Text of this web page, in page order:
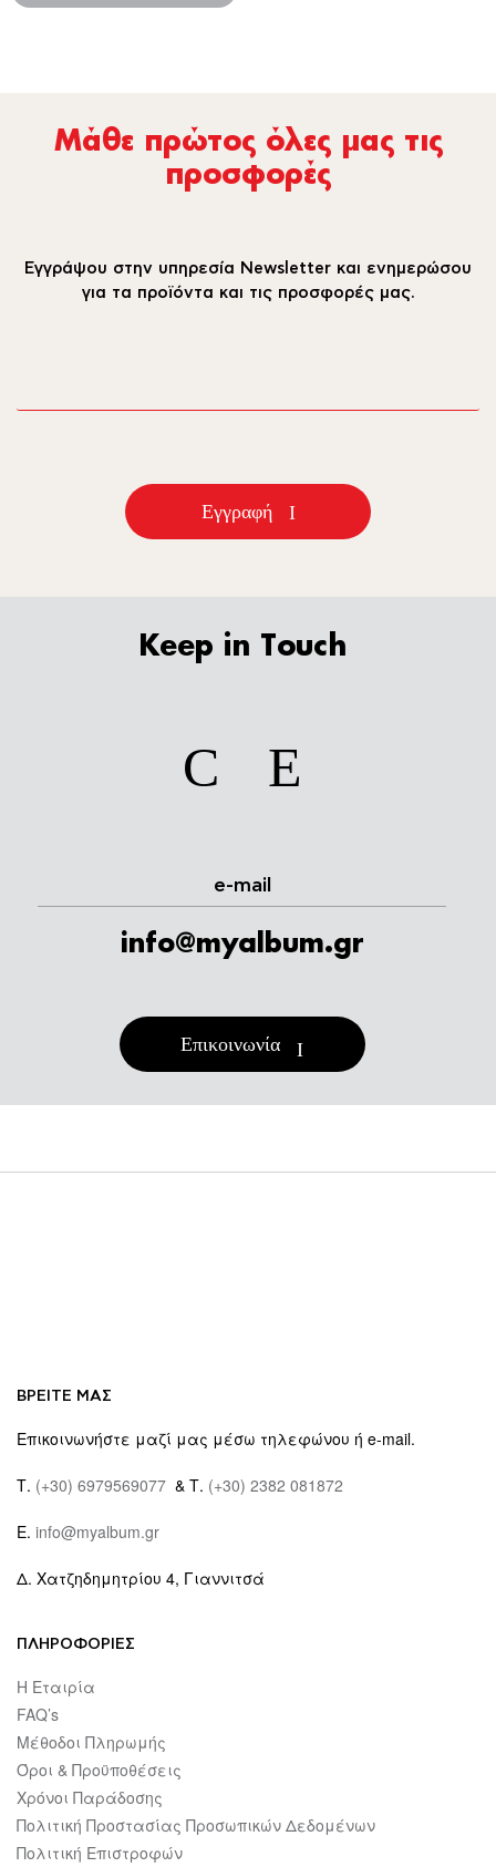
Μάθε πρώτος όλες µας τις
προσφορές
Εγγράψου στην υπηρεσία Newsletter και ενημερώσου
για τα προϊόντα και τις προσφορές μας.
Εγγραφή
Keep in Touch
e-mail
info@myalbum.gr
Επικοινωνία
ΒΡΕΙΤΕ ΜΑΣ
Επικοινωνήστε μαζί μας μέσω τηλεφώνου ή e-mail.
Τ. (+30) 6979569077 & Τ. (+30) 2382 081872
E. info@myalbum.gr
Δ. Χατζηδημητρίου 4, Γιαννιτσά
ΠΛΗΡΟΦΟΡΙΕΣ
Η Εταιρία
FAQ’s
Μέθοδοι Πληρωμής
Όροι & Προϋποθέσεις
Χρόνοι Παράδοσης
Πολιτική Προστασίας Προσωπικών Δεδομένων
Πολιτική Επιστροφών